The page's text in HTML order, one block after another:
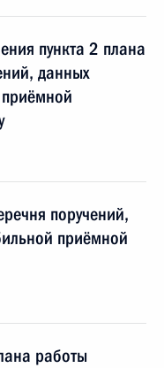
пункта 2 плана
данных
поручений,
приёмной
работы